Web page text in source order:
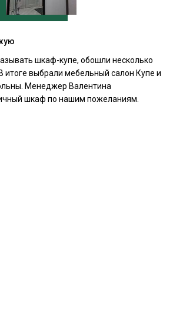
шкаф-купе, обошли несколько
итоге выбрали мебельный салон Купе и
Менеджер Валентина
шкаф по нашим пожеланиям.